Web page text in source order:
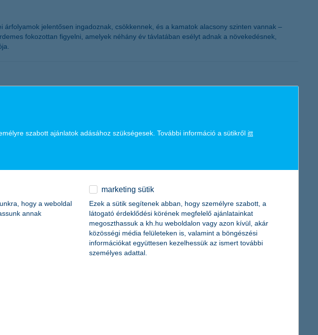
jelentősen ingadoznak, csökkennek, és a kamatok alacsony szinten vannak –
fokozottan figyelni, amelyek néhány év távlatában esélyt adnak a növekedésnek,
többsége a következő egy évben is beépíti azokat a juttatási rendszerébe. A cégvezetők
szabott ajánlatok adásához szükségesek. További információ a sütikről itt
hogy a weboldal
annak
marketing sütik
Ezek a sütik segítenek abban, hogy személyre szabott, a
látogató érdeklődési körének megfelelő ajánlatainkat
megoszthassuk a kh.hu weboldalon vagy azon kívül, akár
közösségi média felületeken is, valamint a böngészési
információkat együttesen kezelhessük az ismert további
személyes adattal.